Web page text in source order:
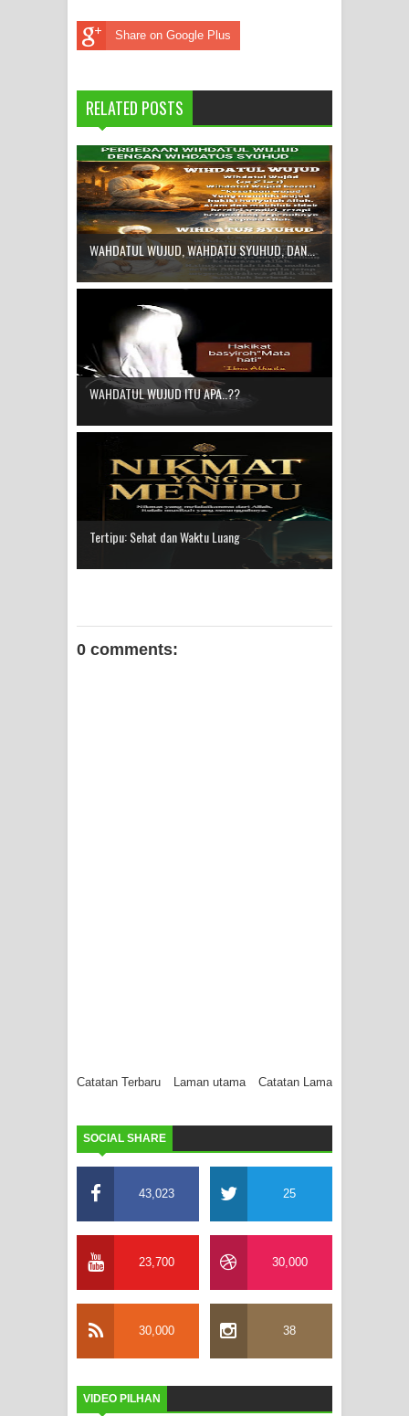
Share on Google Plus
RELATED POSTS
WAHDATUL WUJUD, WAHDATU SYUHUD, DAN...
WAHDATUL WUJUD ITU APA..??
Tertipu: Sehat dan Waktu Luang
0 comments:
Catatan Terbaru Catatan Lama
Laman utama
SOCIAL SHARE
43,023 25
23,700 30,000
30,000 38
VIDEO PILHAN